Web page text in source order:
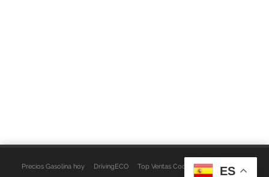
Precios Gasolina hoy DrivingECO Top Ventas Coches EspacioFurgo
ES